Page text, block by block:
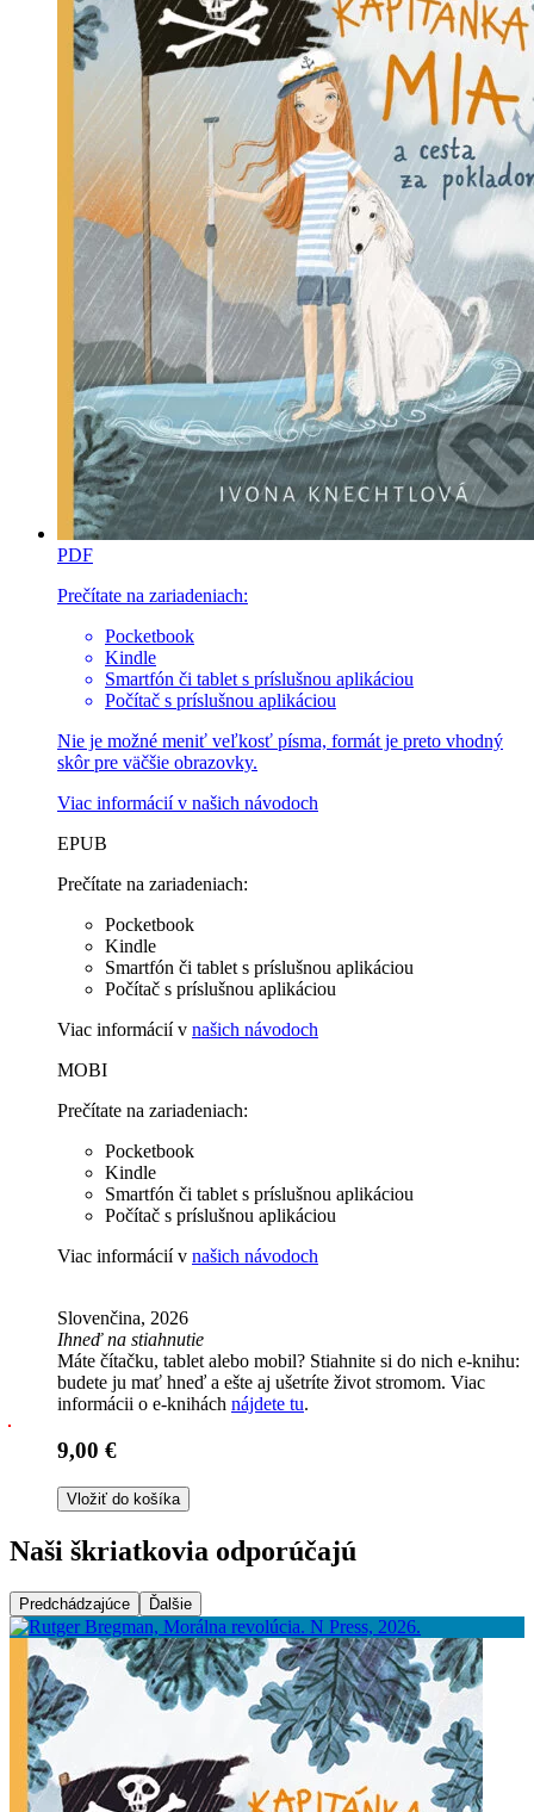
PDF
Prečítate na zariadeniach:
Pocketbook
Kindle
Smartfón či tablet s príslušnou aplikáciou
Počítač s príslušnou aplikáciou
Nie je možné meniť veľkosť písma, formát je preto vhodný
skôr pre väčšie obrazovky.
Viac informácií v našich návodoch
EPUB
Prečítate na zariadeniach:
Pocketbook
Kindle
Smartfón či tablet s príslušnou aplikáciou
Počítač s príslušnou aplikáciou
Viac informácií v našich návodoch
MOBI
Prečítate na zariadeniach:
Pocketbook
Kindle
Smartfón či tablet s príslušnou aplikáciou
Počítač s príslušnou aplikáciou
Viac informácií v našich návodoch
Slovenčina, 2026
Ihneď na stiahnutie
Máte čítačku, tablet alebo mobil? Stiahnite si do nich e-knihu:
budete ju mať hneď a ešte aj ušetríte život stromom. Viac
informácii o e-knihách nájdete tu.
9,00 €
Vložiť do košíka
Naši škriatkovia odporúčajú
Predchádzajúce Ďalšie